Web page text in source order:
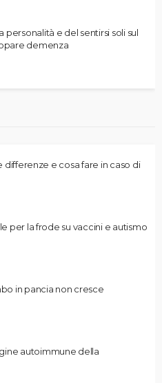
personalità e del sentirsi soli sul
demenza
differenze e cosa fare in caso di
per la frode su vaccini e autismo
in pancia non cresce
autoimmune della